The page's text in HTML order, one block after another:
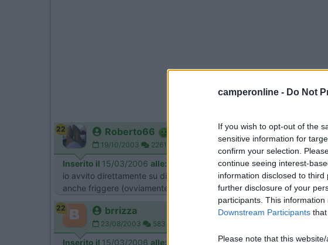
camperonline - Do Not
If you wish to opt-out of the
sensitive information for
confirm your selection.
continue seeing interest-
information disclosed to
further disclosure of your
participants. This
Downstream Participants
Please note that this
22 Roberto66
19/10/2003 22611
Inserito il 15/03/2006 alle:
io avvito direttamente su di una bommola camping Gaz da tre Kg
anche friggere (ovviamente con la padella tradizionale) o cuocere ,
22 brrizza
23/08/2003 583
Inserito il 15/03/2006 alle: